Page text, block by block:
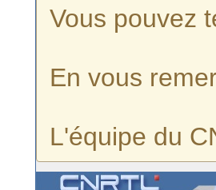
Vous pouvez
En vous
L'équipe du